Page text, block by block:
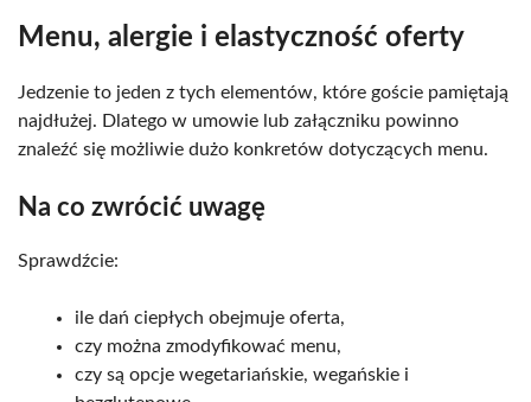
Menu, alergie i elastyczność oferty
Jedzenie to jeden z tych elementów, które goście pamiętają
najdłużej. Dlatego w umowie lub załączniku powinno
znaleźć się możliwie dużo konkretów dotyczących menu.
Na co zwrócić uwagę
Sprawdźcie:
ile dań ciepłych obejmuje oferta,
czy można zmodyfikować menu,
czy są opcje wegetariańskie, wegańskie i